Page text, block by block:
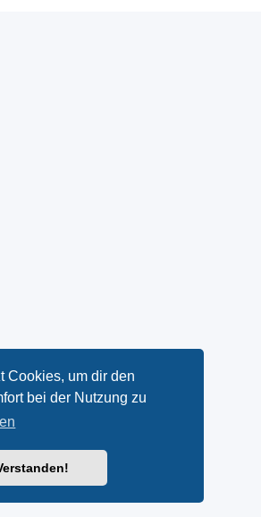
Cookies, um dir den
bei der Nutzung zu